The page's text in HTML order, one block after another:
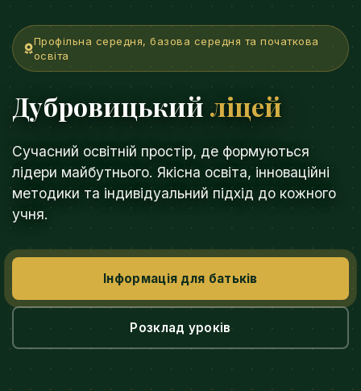
Профільна середня, базова середня та початкова
освіта
Дубровицький ліцей
Сучасний освітній простір, де формуються
лідери майбутнього. Якісна освіта, інноваційні
методики та індивідуальний підхід до кожного
учня.
Інформація для батьків
Розклад уроків